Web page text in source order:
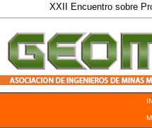
XXII Encuentro sobre